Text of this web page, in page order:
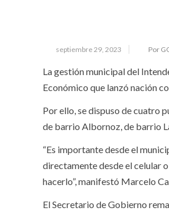
septiembre 29, 2023 Por
La gestión municipal del
Económico que lanzó nación
Por ello, se dispuso de cuatro
de barrio Albornoz, de barrio
“Es importante desde el
directamente desde el celular
hacerlo”, manifestó Marcelo
El Secretario de Gobierno